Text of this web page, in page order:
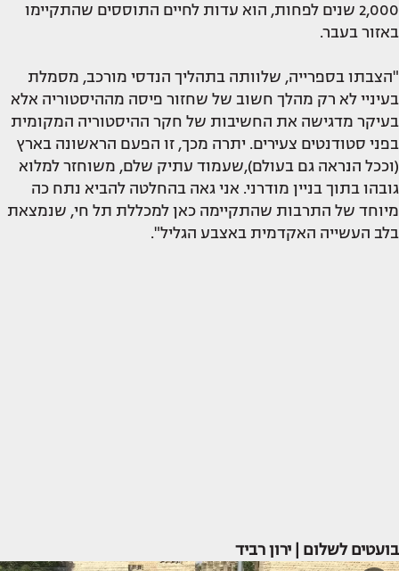
2,000 שנים לפחות, הוא עדות לחיים התוססים שהתקיימו
באזור בעבר.
"הצבתו בספרייה, שלוותה בתהליך הנדסי מורכב, מסמלת
בעיניי לא רק מהלך חשוב של שחזור פיסה מההיסטוריה אלא
בעיקר מדגישה את החשיבות של חקר ההיסטוריה המקומית
בפני סטודנטים צעירים. יתרה מכך, זו הפעם הראשונה בארץ
(וככל הנראה גם בעולם),שעמוד עתיק שלם, משוחזר למלוא
גובהו בתוך בניין מודרני. אני גאה בהחלטה להביא נתח כה
מיוחד של התרבות שהתקיימה כאן למכללת תל חי, שנמצאת
בלב העשייה האקדמית באצבע הגליל".
בועטים לשלום | ירון רביד